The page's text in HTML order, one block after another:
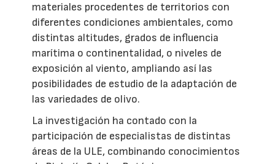
materiales procedentes de territorios con
diferentes condiciones ambientales, como
distintas altitudes, grados de influencia
marítima o continentalidad, o niveles de
exposición al viento, ampliando así las
posibilidades de estudio de la adaptación de
las variedades de olivo.
La investigación ha contado con la
participación de especialistas de distintas
áreas de la ULE, combinando conocimientos